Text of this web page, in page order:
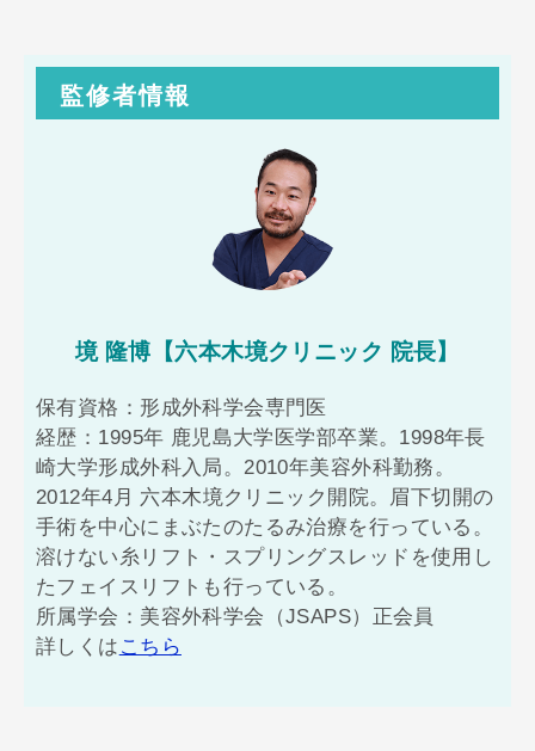
監修者情報
境 隆博【六本木境クリニック 院長】
保有資格：形成外科学会専門医
経歴：1995年 鹿児島大学医学部卒業。1998年長
崎大学形成外科入局。2010年美容外科勤務。
2012年4月 六本木境クリニック開院。眉下切開の
手術を中心にまぶたのたるみ治療を行っている。
溶けない糸リフト・スプリングスレッドを使用し
たフェイスリフトも行っている。
所属学会：美容外科学会（JSAPS）正会員
詳しくは こちら